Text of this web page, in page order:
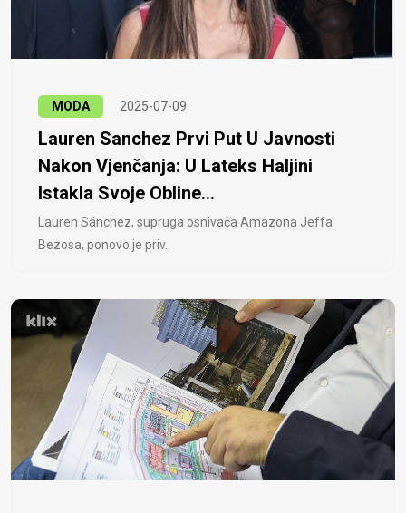
MODA 2025-07-09
Lauren Sanchez Prvi Put U Javnosti
Nakon Vjenčanja: U Lateks Haljini
Istakla Svoje Obline...
Lauren Sánchez, supruga osnivača Amazona Jeffa
Bezosa, ponovo je priv..